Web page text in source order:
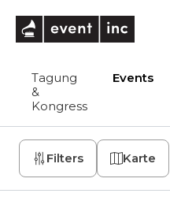
Tagung
&
Kongress
Events
Filters Karte